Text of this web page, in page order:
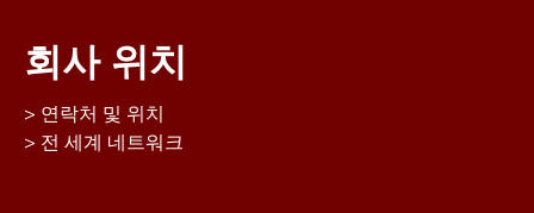
회사 위치
연락처 및 위치
전 세계 네트워크